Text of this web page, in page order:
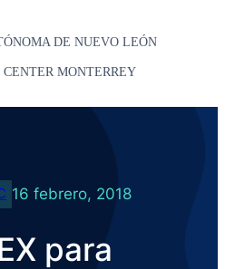
DE NUEVO LEÓN
MONTERREY
16 febrero, 2018
para